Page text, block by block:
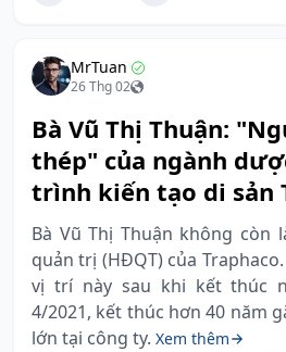
MrTuan
26 Thg 02
Bà Vũ Thị Thuận:
thép" của ngành
trình kiến tạo di sản
Bà Vũ Thị Thuận không còn
quản trị (HĐQT) của
vị trí này sau khi kết thúc
4/2021, kết thúc hơn 40 năm
lớn tại công ty. Xem thêm